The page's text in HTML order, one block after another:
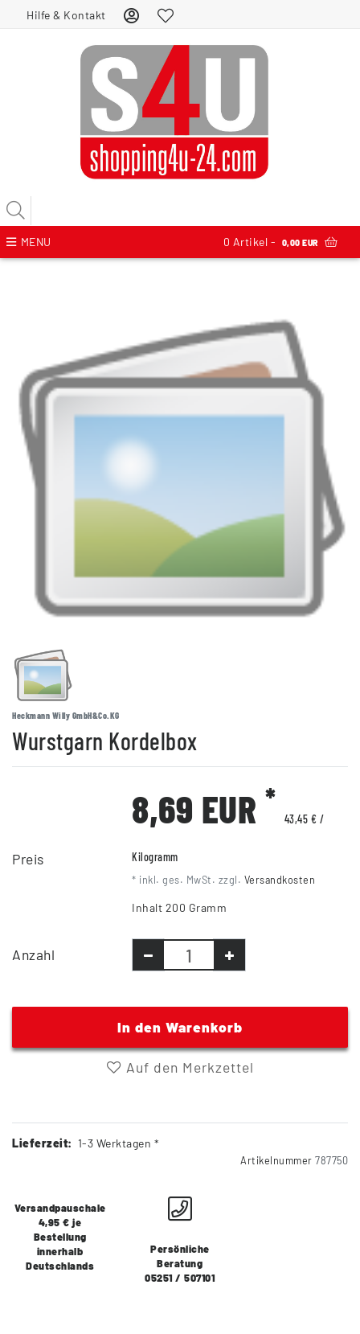
Hilfe & Kontakt
MENU 0 Artikel - 0,00 EUR
Heckmann Willy GmbH&Co.KG
Wurstgarn Kordelbox
Preis
8,69 EUR *
43,45 € /
Kilogramm
* inkl. ges. MwSt. zzgl. Versandkosten
Inhalt 200 Gramm
Anzahl
In den Warenkorb
Auf den Merkzettel
Lieferzeit: 1-3 Werktagen *
Artikelnummer 787750
Versandpauschale
4,95 € je
Bestellung
innerhalb
Deutschlands
Persönliche
Beratung
05251 / 507101